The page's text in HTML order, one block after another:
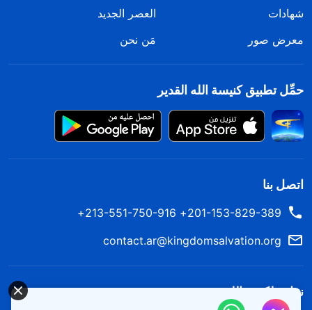
شهادات
العصر الجديد
معرض صور
مَن نحن
حمِّل تطبيق كنيسة الله القدير
اتصل بنا
201-153-829-389+ 213-551-750-916+
contact.ar@kingdomsalvation.org
نزل ملكوت الله.